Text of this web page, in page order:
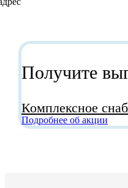
Получите
Комплексное
Подробнее об акции